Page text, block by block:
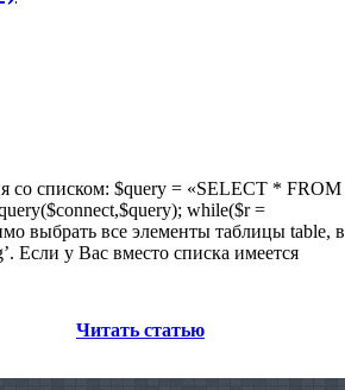
со списком: $query = «SELECT * FROM
while($r =
выбрать все элементы таблицы table, в
Если у Вас вместо списка имеется
Читать статью